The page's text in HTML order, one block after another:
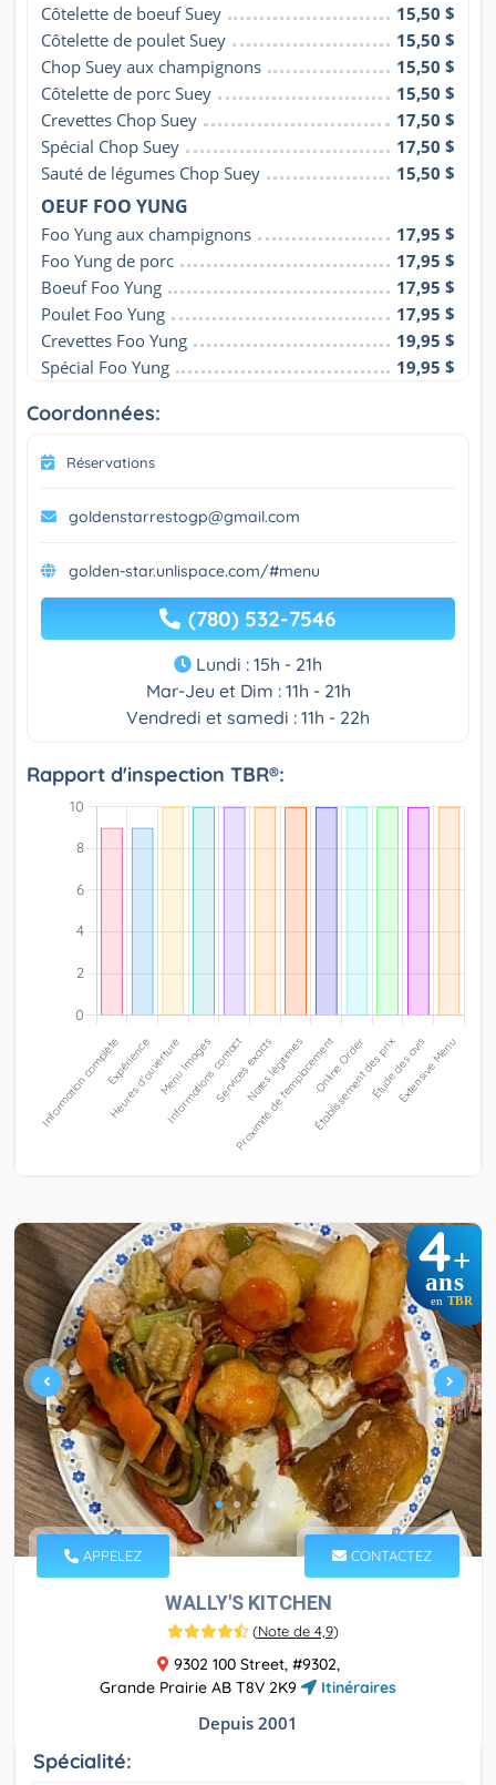
Côtelette de boeuf Suey
15,50 $
Côtelette de poulet Suey
15,50 $
Chop Suey aux champignons
15,50 $
Côtelette de porc Suey
15,50 $
Crevettes Chop Suey
17,50 $
Spécial Chop Suey
17,50 $
Sauté de légumes Chop Suey
15,50 $
OEUF FOO YUNG
Foo Yung aux champignons
17,95 $
Foo Yung de porc
17,95 $
Boeuf Foo Yung
17,95 $
Poulet Foo Yung
17,95 $
Crevettes Foo Yung
19,95 $
Spécial Foo Yung
19,95 $
Coordonnées:
Réservations
goldenstarrestogp@gmail.com
golden-star.unlispace.com/#menu
(780) 532-7546
Lundi : 15h - 21h
Mar-Jeu et Dim : 11h - 21h
Vendredi et samedi : 11h - 22h
Rapport d'inspection TBR®:
4+
ans
en TBR
APPELEZ CONTACTEZ
WALLY'S KITCHEN
(Note de 4,9)
9302 100 Street, #9302,
Grande Prairie AB T8V 2K9
Itinéraires
Depuis 2001
Spécialité: